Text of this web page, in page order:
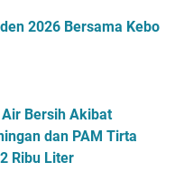
2026 Bersama Kebo
Bersih Akibat
dan PAM Tirta
Ribu Liter